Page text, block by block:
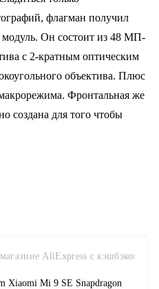
флагман получил
Он состоит из 48 МП-
с 2-кратным оптическим
объектива. Плюс
Фронтальная же
создана для того чтобы
AliExpress с кэшбэком
Xiaomi Mi 9 SE Snapdragon